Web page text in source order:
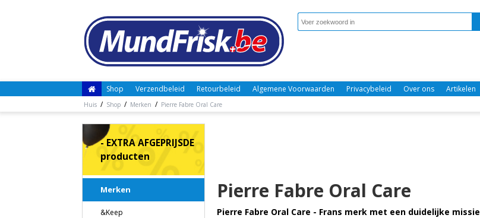
Shop Verzendbeleid Retourbeleid Algemene Voorwaarden Privacybeleid Over ons Artikelen
Huis / Shop / Merken / Pierre Fabre Oral Care
- EXTRA AFGEPRIJSDE
producten
Merken
&Keep
Pierre Fabre Oral Care
Pierre Fabre Oral Care - Frans merk met een duidelijke missie